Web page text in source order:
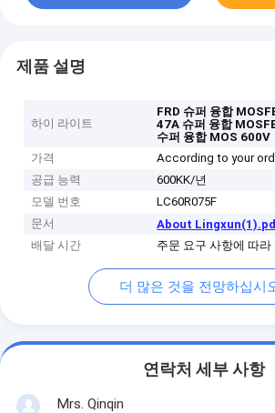
제품 설명
하이 라이트
FRD 슈퍼 융합
47A 슈퍼 융합
수퍼 융합 MOS 600V
가격
According to your
공급 능력
600KK/년
모델 번호
LC60R075F
문서
About
배달 시간
주문 요구 사항에 따라
더 많은 것을 전망하십시
연락처 세부 사항
Mrs. Qinqin